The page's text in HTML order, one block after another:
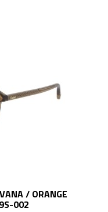
/ ORANGE
002